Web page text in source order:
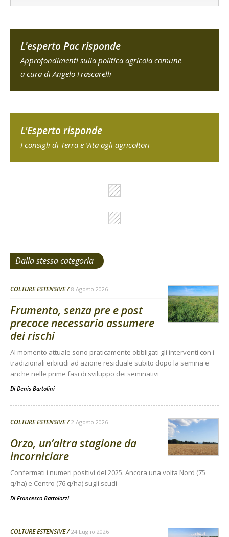
L'esperto Pac risponde
Approfondimenti sulla politica agricola comune
a cura di Angelo Frascarelli
L'Esperto risponde
I consigli di Terra e Vita agli agricoltori
Dalla stessa categoria
COLTURE ESTENSIVE 8 Agosto 2026
Frumento, senza pre e post
precoce necessario assumere
dei rischi
Al momento attuale sono praticamente obbligati gli interventi con i
tradizionali erbicidi ad azione residuale subito dopo la semina e
anche nelle prime fasi di sviluppo dei seminativi
Di Denis Bartolini
COLTURE ESTENSIVE 2 Agosto 2026
Orzo, un’altra stagione da
incorniciare
Confermati i numeri positivi del 2025. Ancora una volta Nord (75
q/ha) e Centro (76 q/ha) sugli scudi
Di Francesco Bartolozzi
COLTURE ESTENSIVE 24 Luglio 2026